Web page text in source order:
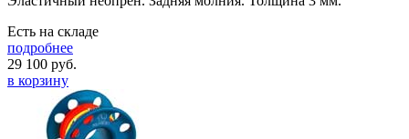
Есть на складе
подробнее
29 100 руб.
в корзину